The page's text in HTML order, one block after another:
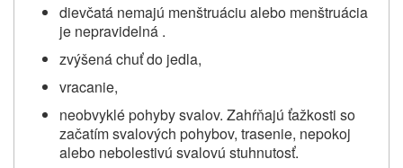
dievčatá nemajú menštruáciu alebo menštruácia
je nepravidelná .
zvýšená chuť do jedla,
vracanie,
neobvyklé pohyby svalov. Zahŕňajú ťažkosti so
začatím svalových pohybov, trasenie, nepokoj
alebo nebolestivú svalovú stuhnutosť.